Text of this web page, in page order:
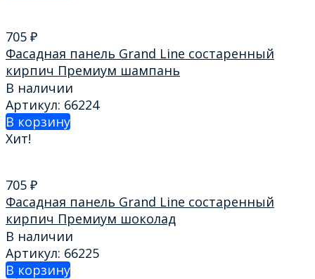
705 ₽
Фасадная панель Grand Line состаренный
кирпич Премиум шампань
В наличии
Артикул: 66224
В корзину
Хит!
705 ₽
Фасадная панель Grand Line состаренный
кирпич Премиум шоколад
В наличии
Артикул: 66225
В корзину